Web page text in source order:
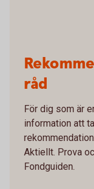
råd
För dig som är
information att
Aktiellt. Prova
Fondguiden.